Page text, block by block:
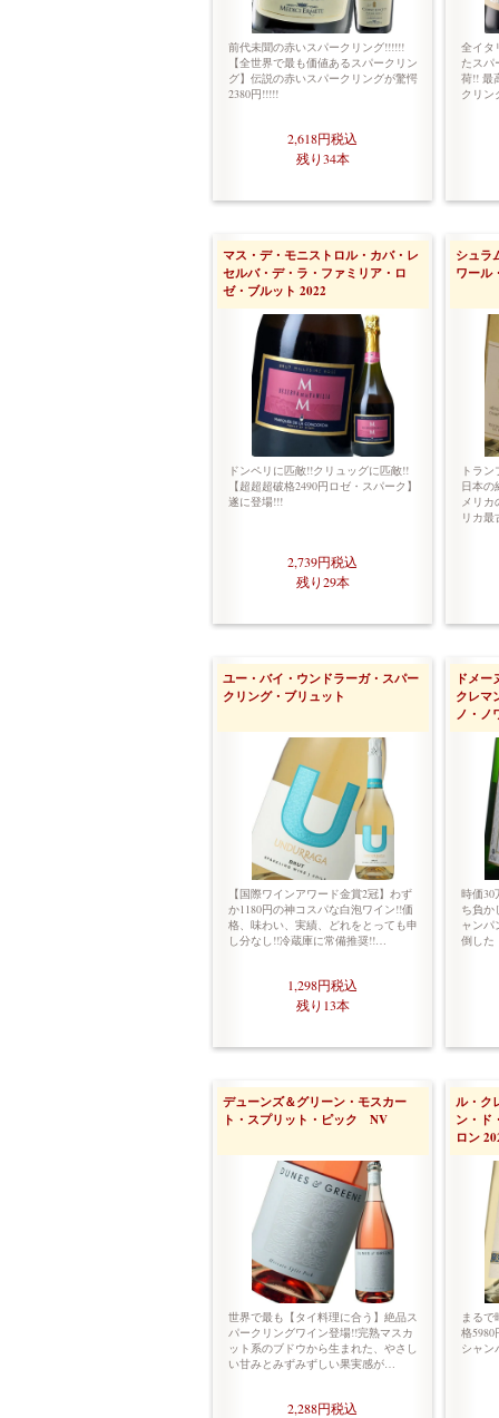
前代未聞の赤いスパークリング!!!!!!
【全世界で最も価値あるスパークリン
グ】伝説の赤いスパークリングが驚愕
2380円!!!!!
2,618円税込
残り34本
全イタ
たスパ
荷!! 最
クリ
マス・デ・モニストロル・カバ・レ
セルバ・デ・ラ・ファミリア・ロ
ゼ・ブルット 2022
ドンペリに匹敵!!クリュッグに匹敵!!
【超超超破格2490円ロゼ・スパーク】
遂に登場!!!
2,739円税込
残り29本
シュラ
ワール
トラ
日本の
メリ
リカ
ユー・バイ・ウンドラーガ・スパー
クリング・ブリュット
【国際ワインアワード金賞2冠】わず
か1180円の神コスパな白泡ワイン!!価
格、味わい、実績、どれをとっても申
し分なし!!冷蔵庫に常備推奨!!…
1,298円税込
残り13本
ドメ
クレマ
ノ・ノ
時価30
ち負か
ャンパ
倒した
デューンズ＆グリーン・モスカー
ト・スプリット・ピック NV
世界で最も【タイ料理に合う】絶品ス
パークリングワイン登場!!完熟マスカ
ット系のブドウから生まれた、やさし
い甘みとみずみずしい果実感が…
2,288円税込
ル・ク
ン・ド
ロン
まるで
格
シャン